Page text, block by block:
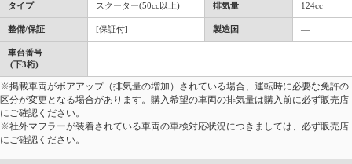
タイプ スクーター(50cc以上) 排気量 124cc
整備/保証 [保証付] 製造国 ―
車台番号
(下3桁)
※掲載車両がボアアップ（排気量の増加）されている場合、運転時に必要な免許の
区分が変更となる場合があります。購入希望の車両の排気量は購入前に必ず販売店
にご確認ください。
※社外マフラーが装着されている車両の車検対応状況につきましては、必ず販売店
にご確認ください。